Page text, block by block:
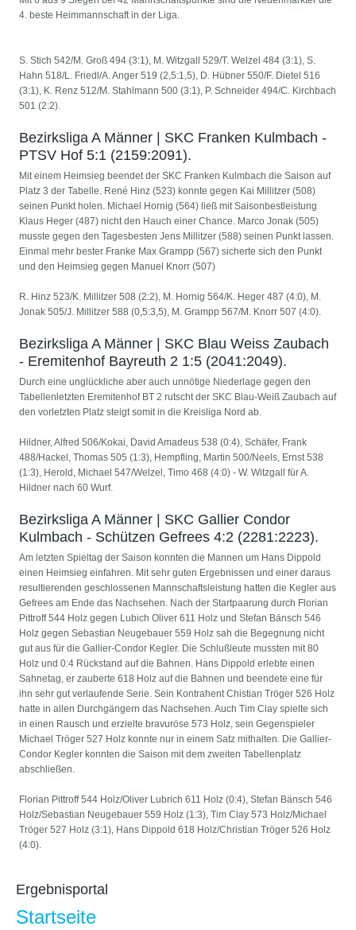
4. beste Heimmannschaft in der Liga.
S. Stich 542/M. Groß 494 (3:1), M. Witzgall 529/T. Welzel 484 (3:1), S.
Hahn 518/L. Friedl/A. Anger 519 (2,5:1,5), D. Hübner 550/F. Dietel 516
(3:1), K. Renz 512/M. Stahlmann 500 (3:1), P. Schneider 494/C. Kirchbach
501 (2:2).
Bezirksliga A Männer | SKC Franken Kulmbach -
PTSV Hof 5:1 (2159:2091).
Mit einem Heimsieg beendet der SKC Franken Kulmbach die Saison auf
Platz 3 der Tabelle. René Hinz (523) konnte gegen Kai Millitzer (508)
seinen Punkt holen. Michael Hornig (564) ließ mit Saisonbestleistung
Klaus Heger (487) nicht den Hauch einer Chance. Marco Jonak (505)
musste gegen den Tagesbesten Jens Millitzer (588) seinen Punkt lassen.
Einmal mehr bester Franke Max Grampp (567) sicherte sich den Punkt
und den Heimsieg gegen Manuel Knorr (507)
R. Hinz 523/K. Millitzer 508 (2:2), M. Hornig 564/K. Heger 487 (4:0), M.
Jonak 505/J. Millitzer 588 (0,5:3,5), M. Grampp 567/M. Knorr 507 (4:0).
Bezirksliga A Männer | SKC Blau Weiss Zaubach
- Eremitenhof Bayreuth 2 1:5 (2041:2049).
Durch eine unglückliche aber auch unnötige Niederlage gegen den
Tabellenletzten Eremitenhof BT 2 rutscht der SKC Blau-Weiß Zaubach auf
den vorletzten Platz steigt somit in die Kreisliga Nord ab.
Hildner, Alfred 506/Kokai, David Amadeus 538 (0:4), Schäfer, Frank
488/Hackel, Thomas 505 (1:3), Hempfling, Martin 500/Neels, Ernst 538
(1:3), Herold, Michael 547/Welzel, Timo 468 (4:0) - W. Witzgall für A.
Hildner nach 60 Wurf.
Bezirksliga A Männer | SKC Gallier Condor
Kulmbach - Schützen Gefrees 4:2 (2281:2223).
Am letzten Spieltag der Saison konnten die Mannen um Hans Dippold
einen Heimsieg einfahren. Mit sehr guten Ergebnissen und einer daraus
resultierenden geschlossenen Mannschaftsleistung hatten die Kegler aus
Gefrees am Ende das Nachsehen. Nach der Startpaarung durch Florian
Pittroff 544 Holz gegen Lubich Oliver 611 Holz und Stefan Bänsch 546
Holz gegen Sebastian Neugebauer 559 Holz sah die Begegnung nicht
gut aus für die Gallier-Condor Kegler. Die Schlußleute mussten mit 80
Holz und 0:4 Rückstand auf die Bahnen. Hans Dippold erlebte einen
Sahnetag, er zauberte 618 Holz auf die Bahnen und beendete eine für
ihn sehr gut verlaufende Serie. Sein Kontrahent Chistian Tröger 526 Holz
hatte in allen Durchgängern das Nachsehen. Auch Tim Clay spielte sich
in einen Rausch und erzielte bravuröse 573 Holz, sein Gegenspieler
Michael Tröger 527 Holz konnte nur in einem Satz mithalten. Die Gallier-
Condor Kegler konnten die Saison mit dem zweiten Tabellenplatz
abschließen.
Florian Pittroff 544 Holz/Oliver Lubrich 611 Holz (0:4), Stefan Bänsch 546
Holz/Sebastian Neugebauer 559 Holz (1:3), Tim Clay 573 Holz/Michael
Tröger 527 Holz (3:1), Hans Dippold 618 Holz/Christian Tröger 526 Holz
(4:0).
Ergebnisportal
Startseite